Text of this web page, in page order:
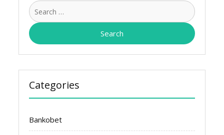
Search
for:
Categories
Bankobet